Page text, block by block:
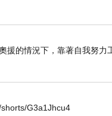
援的情況下，靠著自我努力
G3a1Jhcu4